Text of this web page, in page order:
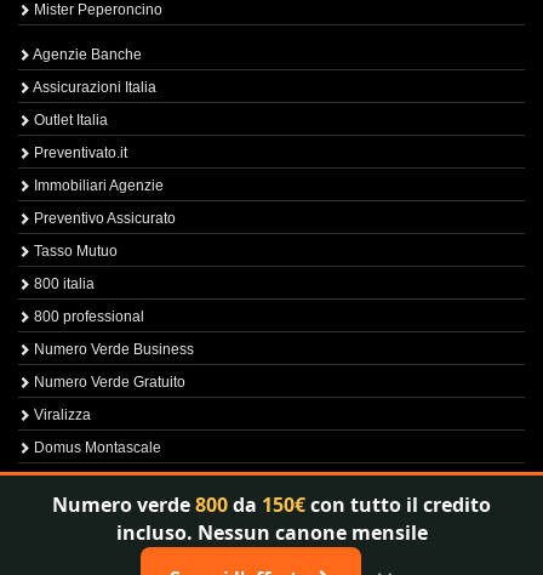
Mister Peperoncino
Agenzie Banche
Assicurazioni Italia
Outlet Italia
Preventivato.it
Immobiliari Agenzie
Preventivo Assicurato
Tasso Mutuo
800 italia
800 professional
Numero Verde Business
Numero Verde Gratuito
Viralizza
Domus Montascale
Sprint800
Verfica Numero Verde
Numero verde800da 150€con tutto il credito
incluso. Nessun canone mensile